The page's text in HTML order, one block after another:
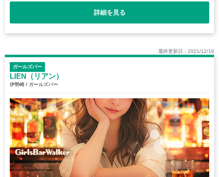
詳細を見る
最終更新日：2021/12/16
ガールズバー
LIEN（リアン）
伊勢崎 / ガールズバー